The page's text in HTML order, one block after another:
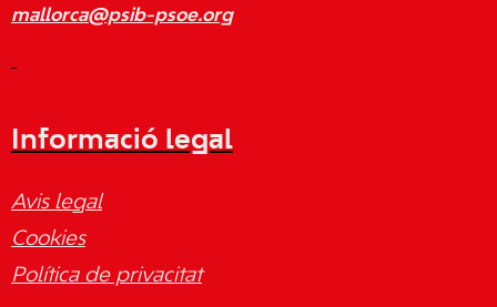
mallorca@psib-psoe.org
Informació legal
Avis legal
Cookies
Política de privacitat